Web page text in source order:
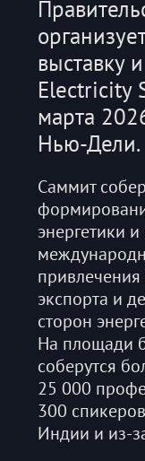
выставку
Electricity
марта
Нью-Дели.
Саммит
энергетики
привлечения
экспорта и
сторон
На площади
соберутся
25 000
300
Индии и из-